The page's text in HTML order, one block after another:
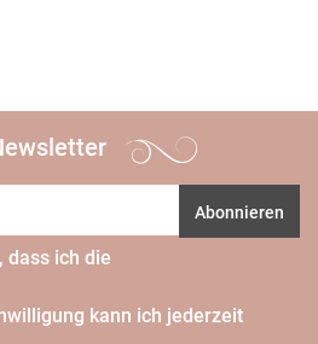
Abonnieren
dass ich die
kann ich jederzeit